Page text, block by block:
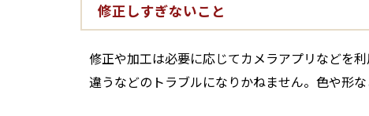
修正しすぎないこと
修正や加工は必要に応じてカメラアプリなどを
違うなどのトラブルになりかねません。色や形